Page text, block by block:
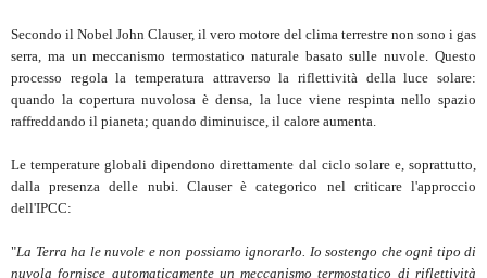
Secondo il Nobel John Clauser, il vero motore del clima terrestre non sono i gas
serra, ma un meccanismo termostatico naturale basato sulle nuvole. Questo
processo regola la temperatura attraverso la riflettività della luce solare:
quando la copertura nuvolosa è densa, la luce viene respinta nello spazio
raffreddando il pianeta; quando diminuisce, il calore aumenta.
Le temperature globali dipendono direttamente dal ciclo solare e, soprattutto,
dalla presenza delle nubi. Clauser è categorico nel criticare l'approccio
dell'IPCC:
"La Terra ha le nuvole e non possiamo ignorarlo. Io sostengo che ogni tipo di
nuvola fornisce automaticamente un meccanismo termostatico di riflettività